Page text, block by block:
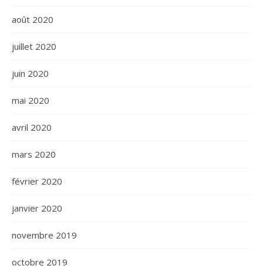
août 2020
juillet 2020
juin 2020
mai 2020
avril 2020
mars 2020
février 2020
janvier 2020
novembre 2019
octobre 2019